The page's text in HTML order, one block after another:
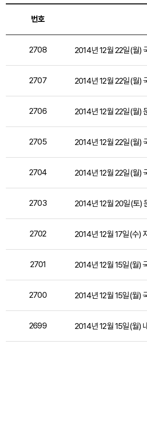
번호
2708 2014년 12월 22일(월)
2707 2014년 12월 22일(월)
2706 2014년 12월 22일(월)
2705 2014년 12월 22일(월)
2704 2014년 12월 22일(월)
2703 2014년 12월 20일(토)
2702 2014년 12월 17일(수)
2701 2014년 12월 15일(월)
2700 2014년 12월 15일(월)
2699 2014년 12월 15일(월)